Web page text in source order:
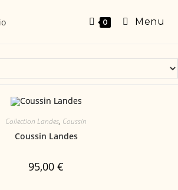
0 Menu
Collection Landes, Coussin
Coussin Landes
95,00 €